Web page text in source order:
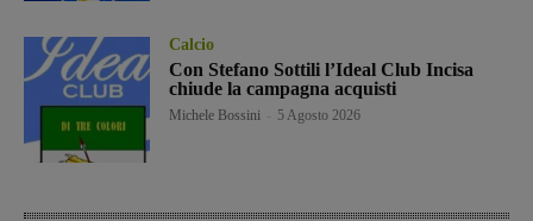
Calcio
Con Stefano Sottili l’Ideal Club Incisa
chiude la campagna acquisti
Michele Bossini 5 Agosto 2026